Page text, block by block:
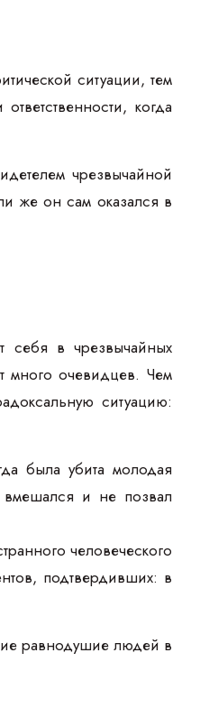
ситуации, тем
когда
чрезвычайной
же он сам оказался в
себя в чрезвычайных
много очевидцев. Чем
ситуацию:
была убита молодая
и не позвал
человеческого
подтвердивших: в
равнодушие людей в